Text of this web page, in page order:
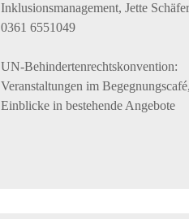
Inklusionsmanagement, Jette
0361 6551049
UN-Behindertenrechtskonvention:
Veranstaltungen im Begegnungscafé,
Einblicke in bestehende Angebote